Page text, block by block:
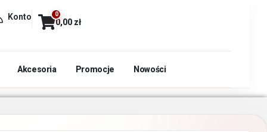
Konto 0
0,00 zł
Akcesoria Promocje Nowości